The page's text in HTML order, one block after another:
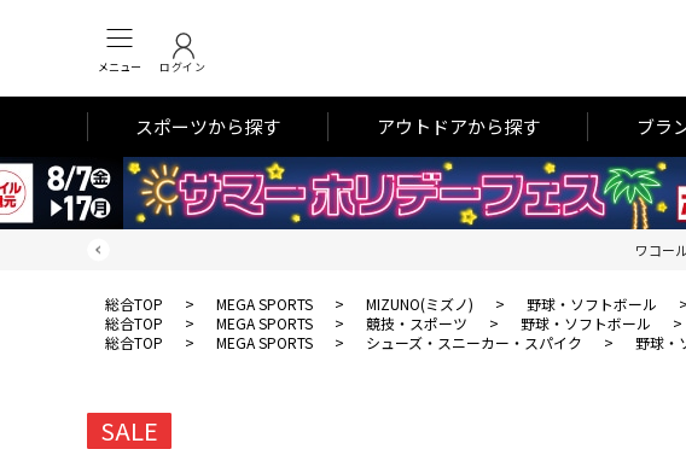
メニュー ログイン
スポーツから探す アウトドアから探す ブラ
ワコー
総合TOP > MEGA SPORTS > MIZUNO(ミズノ) > 野球・ソフトボール >
総合TOP
> MEGA SPORTS > 競技・スポーツ > 野球・ソフトボール >
総合TOP
> MEGA SPORTS > シューズ・スニーカー・スパイク > 野球・
SALE